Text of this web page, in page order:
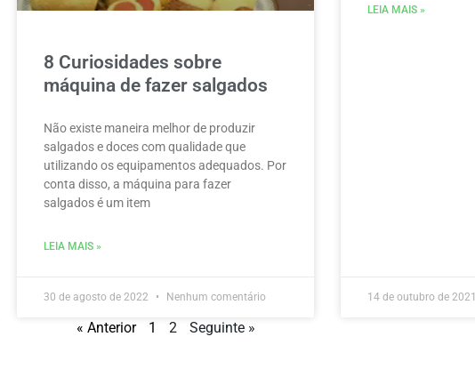
8 Curiosidades sobre
máquina de fazer salgados
Não existe maneira melhor de produzir
salgados e doces com qualidade que
utilizando os equipamentos adequados. Por
conta disso, a máquina para fazer
salgados é um item
LEIA MAIS »
30 de agosto de 2022 Nenhum comentário
LEIA MAIS »
14 de outubro de 2021
« Anterior 1 2 Seguinte »